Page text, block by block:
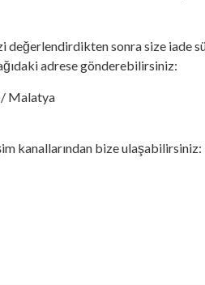
sonra size iade
adrese gönderebilirsiniz:
/ Malatya
kanallarından bize ulaşabilirsiniz: